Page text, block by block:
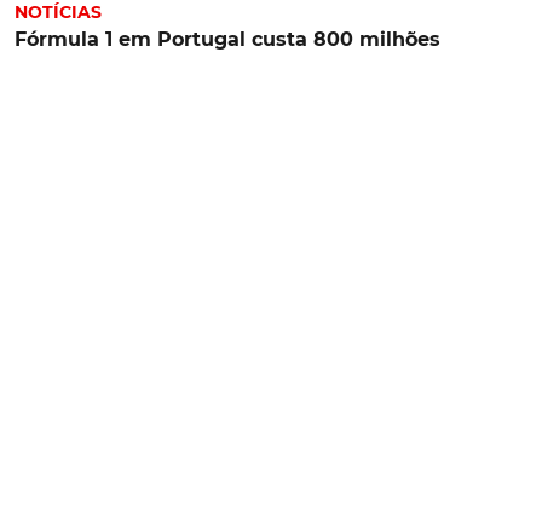
NOTÍCIAS
Fórmula 1 em Portugal custa 800 milhões